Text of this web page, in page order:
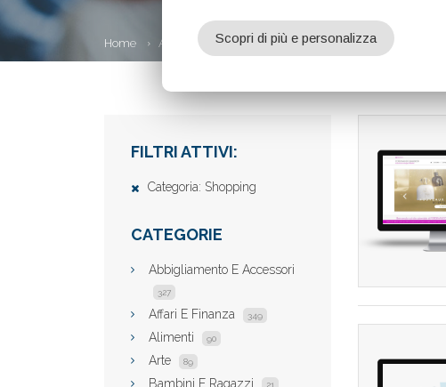
Home Aziende
FILTRI ATTIVI:
Categoria: Shopping
CATEGORIE
Abbigliamento E Accessori
327
Affari E Finanza 349
Alimenti 90
Arte 89
Bambini E Ragazzi 21
Scopri di più e personalizza